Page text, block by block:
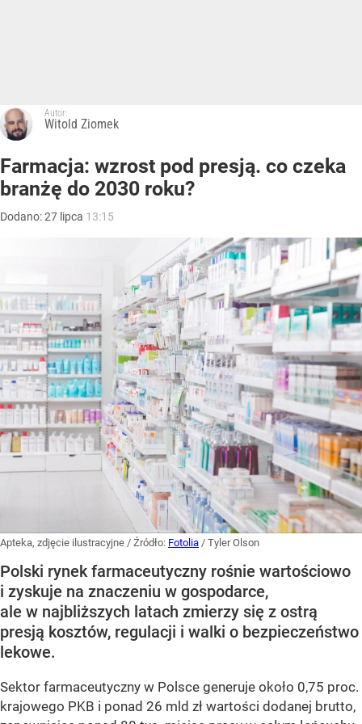
Autor:
Witold Ziomek
Farmacja: wzrost pod presją. co czeka
branżę do 2030 roku?
Dodano:27 lipca 13:15
Apteka, zdjęcie ilustracyjne / Źródło: Fotolia / Tyler Olson
Polski rynek farmaceutyczny rośnie wartościowo
i zyskuje na znaczeniu w gospodarce,
ale w najbliższych latach zmierzy się z ostrą
presją kosztów, regulacji i walki o bezpieczeństwo
lekowe.
Sektor farmaceutyczny w Polsce generuje około 0,75 proc.
krajowego PKB i ponad 26 mld zł wartości dodanej brutto,